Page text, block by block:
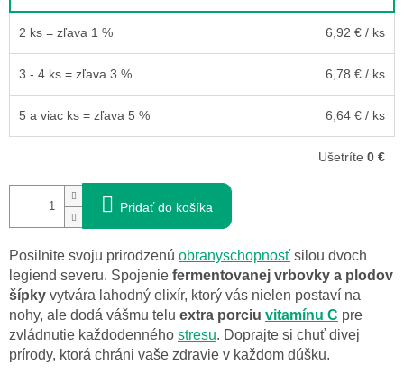
2 ks = zľava 1 % 6,92 € / ks
3 - 4 ks = zľava 3 % 6,78 € / ks
5 a viac ks = zľava 5 % 6,64 € / ks
Ušetríte 0 €
Pridať do košíka
Posilnite svoju prirodzenú obranyschopnosť silou dvoch
legiend severu. Spojenie fermentovanej vrbovky a plodov
šípky vytvára lahodný elixír, ktorý vás nielen postaví na
nohy, ale dodá vášmu telu extra porciu vitamínu C pre
zvládnutie každodenného stresu. Doprajte si chuť divej
prírody, ktorá chráni vaše zdravie v každom dúšku.